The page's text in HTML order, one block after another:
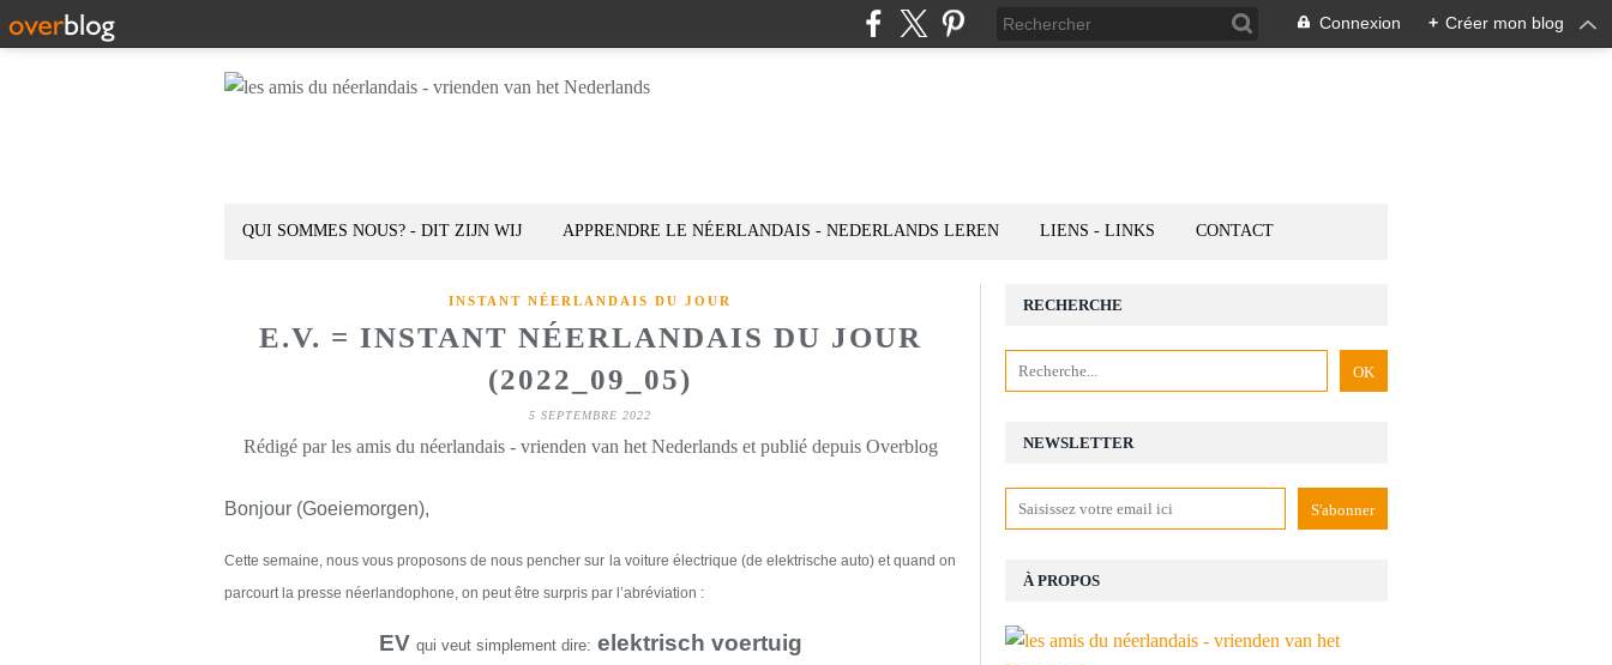
Connexion + Créer mon blog
QUI SOMMES NOUS? - DIT ZIJN WIJ APPRENDRE LE NÉERLANDAIS - NEDERLANDS LEREN LIENS - LINKS CONTACT
INSTANT NÉERLANDAIS DU JOUR
E.V. = INSTANT NÉERLANDAIS DU JOUR
(2022_09_05)
5 SEPTEMBRE 2022
Rédigé par les amis du néerlandais - vrienden van het Nederlands et publié depuis Overblog
Bonjour (Goeiemorgen),
Cette semaine, nous vous proposons de nous pencher sur la voiture électrique (de elektrische auto) et quand on
parcourt la presse néerlandophone, on peut être surpris par l’abréviation :
EV qui veut simplement dire: elektrisch voertuig
NEWSLETTER
RECHERCHE
À PROPOS